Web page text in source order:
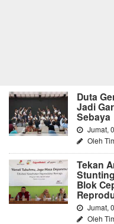
Duta
Jadi
Sebaya
Jumat,
Oleh
Tekan
Blok
Jumat,
Oleh